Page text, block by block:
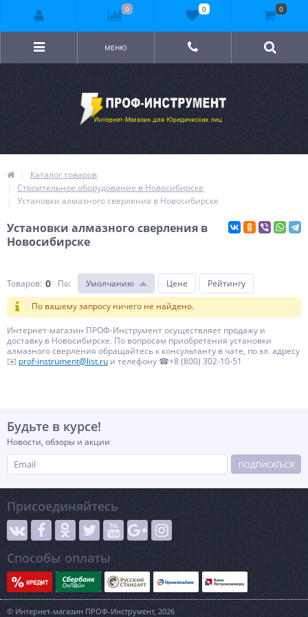
МЕНЮ
Каталог товаров
Строительное оборудование в Новосибирске
Установки алмазного сверления в Новосибирске
Установки алмазного сверления в
Новосибирске
Товаров: 0 По: Умолчанию Цене
Рейтингу
По вашему запросу ничего не найдено.
Интернет-магазин ПРОФ-Инструмент осуществляет продажу и
доставку в Новосибирске. По вопросам приобретения установки
алмазного сверления обращайтесь к консультанту в чате, по эл. адресу
✉️ prof-instrument@list.ru и телефону ☎+8 (800) 302-10-51
Будьте в курсе!
Новости, обзоры и акции
ПОДПИСАТЬСЯ
Присоединяйтесь
Способы оплаты
© Интернет-магазин ПРОФ-Инструмент, 2026
0 0 0